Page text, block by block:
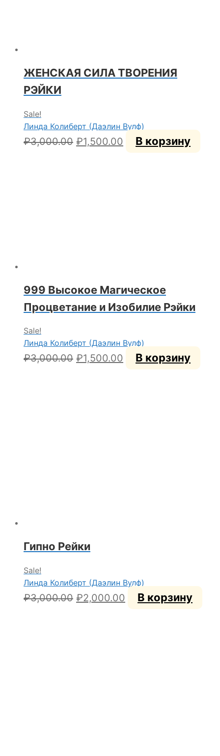
ЖЕНСКАЯ СИЛА ТВОРЕНИЯ
РЭЙКИ
Sale!
Линда Колиберт (Даэлин Вулф)
₽3,000.00 Первоначальная
₽1,500.00 Текущая
цена:
В корзину
999 Высокое Магическое
Процветание и Изобилие Рэйки
Sale!
Линда Колиберт (Даэлин Вулф)
₽3,000.00 Первоначальная
₽1,500.00 Текущая
цена:
В корзину
Гипно Рейки
Sale!
Линда Колиберт (Даэлин Вулф)
₽3,000.00 Первоначальная
₽2,000.00 Текущая
цена:
В корзину